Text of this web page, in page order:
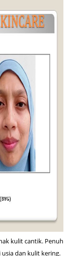
kulit cantik. Penuh
dan kulit kering.